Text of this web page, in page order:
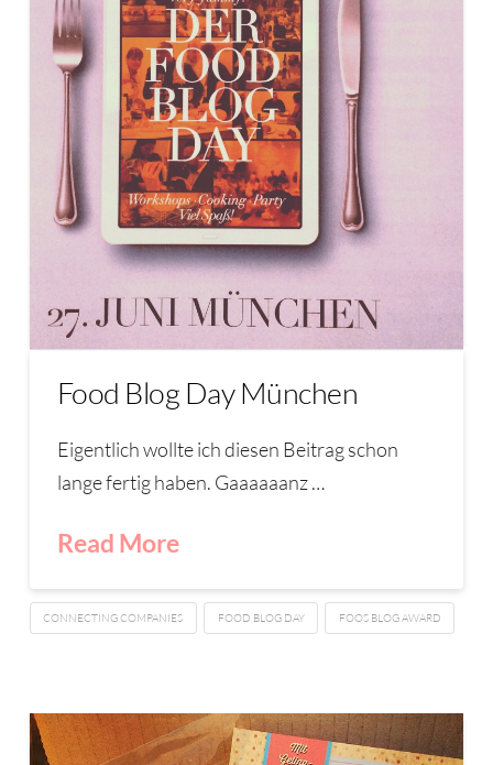
Food Blog Day München
Eigentlich wollte ich diesen Beitrag schon
lange fertig haben. Gaaaaaanz …
Read More
CONNECTING COMPANIES FOOD BLOG DAY FOOS BLOG AWARD